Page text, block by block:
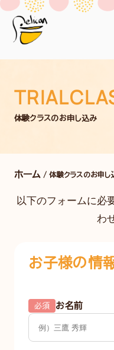
体験クラスのお申し込み
ホーム / 体験クラスのお申し
以下のフォームに必
わ
お子様の情
必須 お名前